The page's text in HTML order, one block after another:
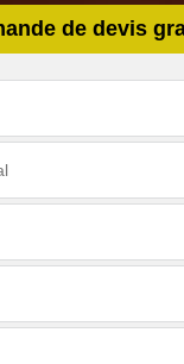
de devis